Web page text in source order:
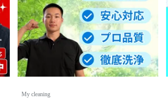
My cleaning